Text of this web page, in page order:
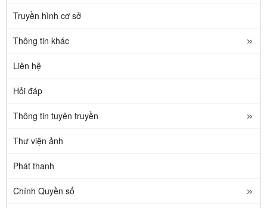
Truyền hình cơ sở
Thông tin khác
Liên hệ
Hỏi đáp
Thông tin tuyên truyền
Thư viện ảnh
Phát thanh
Chính Quyền số